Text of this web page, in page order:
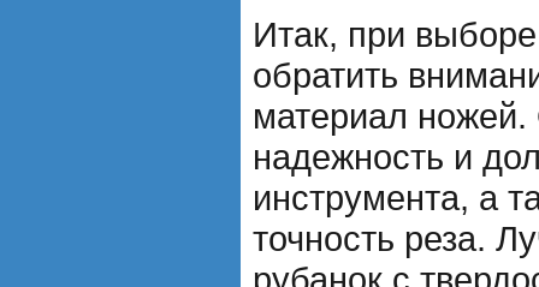
Итак, при
обратить
материал
надежность и
инструмента, а
точность реза.